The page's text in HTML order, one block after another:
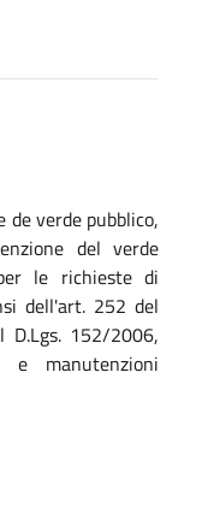
de verde pubblico,
del verde
le richieste di
dell'art. 252 del
D.Lgs. 152/2006,
manutenzioni